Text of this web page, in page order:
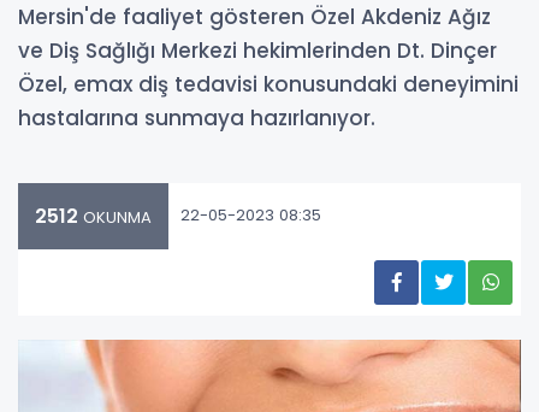
Mersin'de faaliyet gösteren Özel Akdeniz Ağız
ve Diş Sağlığı Merkezi hekimlerinden Dt. Dinçer
Özel, emax diş tedavisi konusundaki deneyimini
hastalarına sunmaya hazırlanıyor.
2512 OKUNMA 22-05-2023 08:35